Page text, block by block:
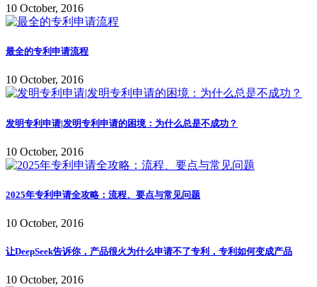
10 October, 2016
最全的专利申请流程
10 October, 2016
发明专利申请|发明专利申请的困境：为什么总是不成功？
10 October, 2016
2025年专利申请全攻略：流程、要点与常见问题
10 October, 2016
让DeepSeek告诉你，产品很火为什么申请不了专利，专利如何变成产品
10 October, 2016